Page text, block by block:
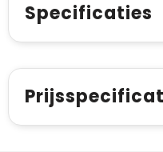
Specificaties